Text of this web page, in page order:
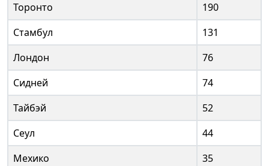
Торонто
190
Стамбул
131
Лондон
76
Сидней
74
Тайбэй
52
Сеул
44
Мехико
35